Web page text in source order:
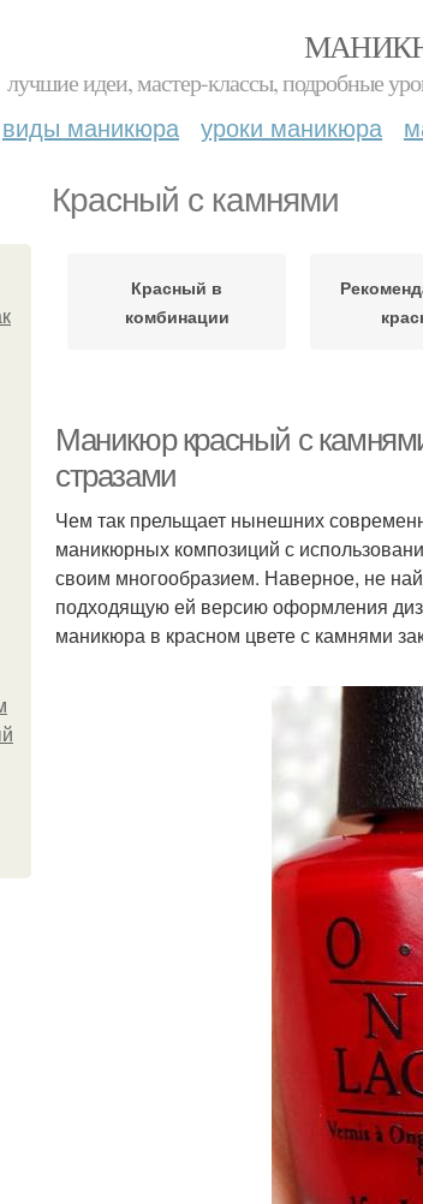
лучшие идеи, мастер-классы, подробные
виды маникюра уроки маникюра
Красный с камнями
Красный в
комбинации
Маникюр красный с
стразами
Чем так прельщает нынешних
маникюрных композиций с
своим многообразием. Наверное, не
подходящую ей версию оформления
маникюра в красном цвете с камнями